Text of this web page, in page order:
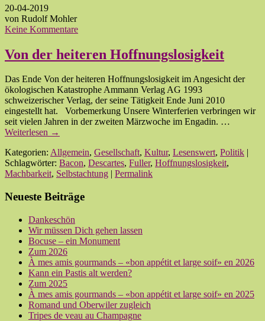
20-04-2019
von Rudolf Mohler
Keine Kommentare
Von der heiteren Hoffnungslosigkeit
Das Ende Von der heiteren Hoffnungslosigkeit im Angesicht der
ökologischen Katastrophe Ammann Verlag AG 1993
schweizerischer Verlag, der seine Tätigkeit Ende Juni 2010
eingestellt hat. Vorbemerkung Unsere Winterferien verbringen wir
seit vielen Jahren in der zweiten Märzwoche im Engadin. …
Weiterlesen →
Kategorien: Allgemein, Gesellschaft, Kultur, Lesenswert, Politik
Schlagwörter: Bacon, Descartes, Fuller, Hoffnungslosigkeit,
Machbarkeit, Selbstachtung Permalink
Neueste Beiträge
Dankeschön
Wir müssen Dich gehen lassen
Bocuse – ein Monument
Zum 2026
À mes amis gourmands – «bon appétit et large soif» en 2026
Kann ein Pastis alt werden?
Zum 2025
À mes amis gourmands – «bon appétit et large soif» en 2025
Romand und Oberwiler zugleich
Tripes de veau au Champagne